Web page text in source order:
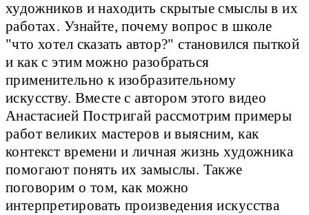
художников и находить скрытые смыслы в их
работах. Узнайте, почему вопрос в школе
"что хотел сказать автор?" становился пыткой
и как с этим можно разобраться
применительно к изобразительному
искусству. Вместе с автором этого видео
Анастасией Постригай рассмотрим примеры
работ великих мастеров и выясним, как
контекст времени и личная жизнь художника
помогают понять их замыслы. Также
поговорим о том, как можно
интерпретировать произведения искусства